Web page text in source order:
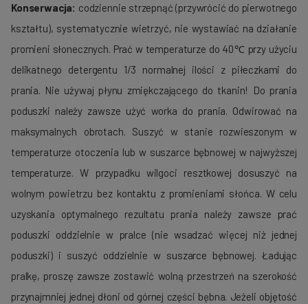
Konserwacja: codziennie strzepnąć (przywrócić do pierwotnego
kształtu), systematycznie wietrzyć, nie wystawiać na działanie
promieni słonecznych. Prać w temperaturze do 40℃ przy użyciu
delikatnego detergentu 1/3 normalnej ilości z piłeczkami do
prania. Nie używaj płynu zmiękczającego do tkanin! Do prania
poduszki należy zawsze użyć worka do prania. Odwirować na
maksymalnych obrotach. Suszyć w stanie rozwieszonym w
temperaturze otoczenia lub w suszarce bębnowej w najwyższej
temperaturze. W przypadku wilgoci resztkowej dosuszyć na
wolnym powietrzu bez kontaktu z promieniami słońca. W celu
uzyskania optymalnego rezultatu prania należy zawsze prać
poduszki oddzielnie w pralce (nie wsadzać więcej niż jednej
poduszki) i suszyć oddzielnie w suszarce bębnowej. Ładując
pralkę, proszę zawsze zostawić wolną przestrzeń na szerokość
przynajmniej jednej dłoni od górnej części bębna. Jeżeli objętość